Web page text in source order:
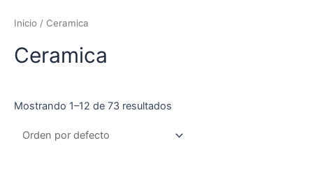
Inicio / Ceramica
Ceramica
Mostrando 1–12 de 73 resultados